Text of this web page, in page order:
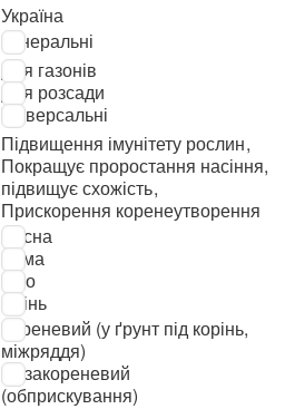
Україна
Мінеральні
Для газонів
Для розсади
Універсальні
Підвищення імунітету рослин,
Покращує проростання насіння,
підвищує схожість,
Прискорення коренеутворення
Весна
Зима
Літо
Осінь
Кореневий (у ґрунт під корінь,
міжряддя)
Позакореневий
(обприскування)